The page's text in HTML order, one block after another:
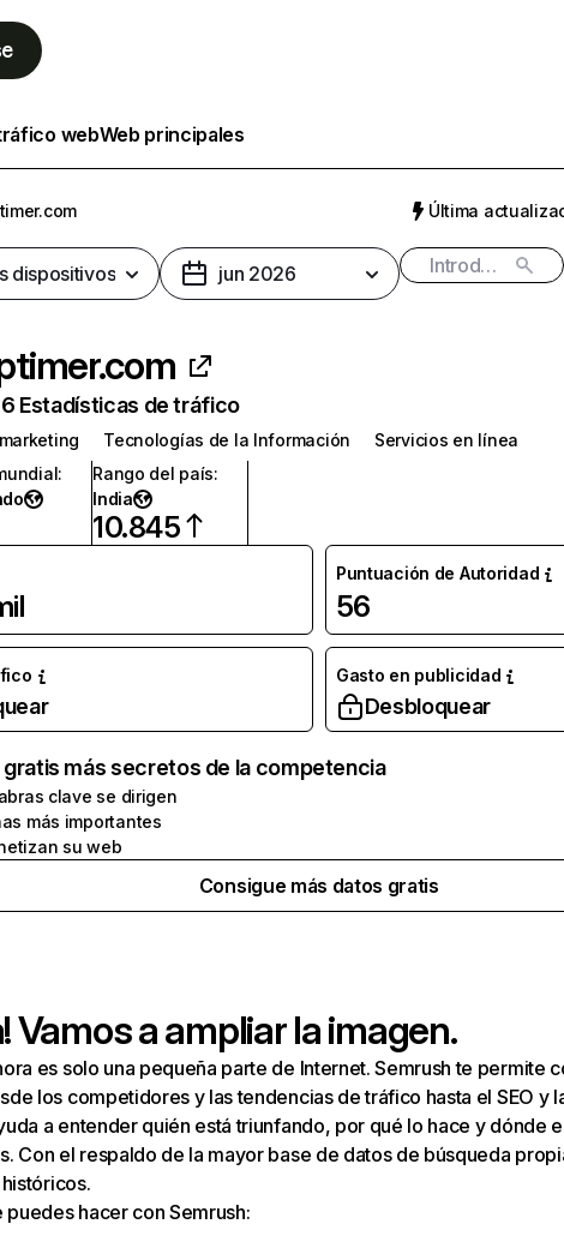
webWeb principales
Última
dispositivos jun 2026
Estadísticas de tráfico
Tecnologías de la Información
Servicios en línea
:
Rango del país:
India
10.845
Puntuación de Autoridad
56
Gasto en publicidad
Desbloquear
más secretos de la competencia
clave se dirigen
más importantes
su web
Consigue más datos gratis
Vamos a ampliar la imagen.
es solo una pequeña parte de Internet. Semrush te permite
los competidores y las tendencias de tráfico hasta el SEO y
a entender quién está triunfando, por qué lo hace y dónde
Con el respaldo de la mayor base de datos de búsqueda
puedes hacer con Semrush: